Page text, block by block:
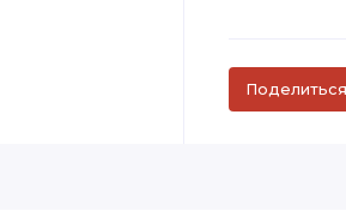
Поделиться